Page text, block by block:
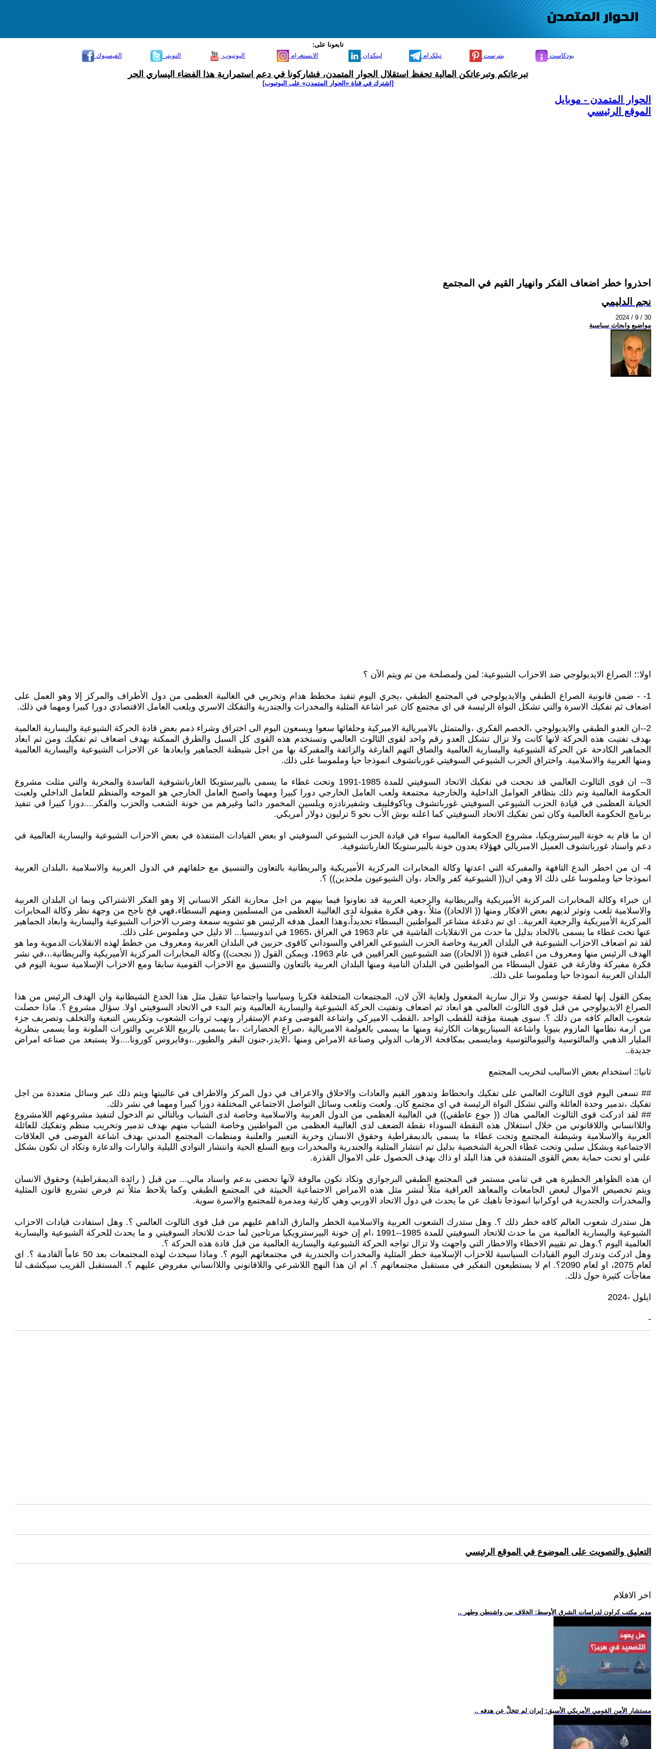
تابعونا على:
الفيسبوك
التويتر اليوتيوب الانستغرام لينكدإن تيلكرام بنترست بودكاست
تبرعاتكم وتبرعاتكن المالية تحفظ استقلال الحوار المتمدن، فشاركونا في دعم استمرارية هذا الفضاء اليساري الحر
[اشترك في قناة ‫«الحوار المتمدن» على اليوتيوب]
الحوار المتمدن - موبايل
الموقع الرئيسي
احذروا خطر اضعاف الفكر وانهيار القيم في المجتمع
نجم الدليمي
2024 / 9 / 30
مواضيع وابحاث سياسية
اولا:؛ الصراع الايديولوجي ضد الاحزاب الشيوعية: لمن ولمصلحة من تم ويتم الآن ؟
1- - ضمن قانونية الصراع الطبقي والايديولوجي في المجتمع الطبقي ،يجري اليوم تنفيذ مخطط هدام وتخريي في الغالبية العظمى من دول الأطراف والمركز إلا وهو العمل على
اضعاف ثم تفكيك الاسرة والتي تشكل النواة الرئيسة في اي مجتمع كان عبر اشاعة المثلية والمخدرات والجندرية والتفكك الاسري ويلعب العامل الاقتصادي دورا كبيرا ومهما في ذلك.
2--ان العدو الطبقي والايديولوجي ،الخصم الفكري ،والمتمثل بالامبريالية الاميركية وحلفائها سعوا ويسعون اليوم الى اختراق وشراء ذمم بعض قادة الحركة الشيوعية واليسارية العالمية
بهدف تفتيت هذه الحركة لانها كانت ولا تزال تشكل العدو رقم واحد لقوى الثالوث العالمي وتستخدم هذه القوى كل السبل والطرق الممكنة بهدف اضعاف ثم تفكيك ومن ثم ابعاد
الجماهير الكادحة عن الحركة الشيوعية واليسارية العالمية والصاق التهم الفارغة والزائفة والمفبركة بها من اجل شيطنة الجماهير وابعادها عن الاحزاب الشيوعية واليسارية العالمية
ومنها العربية والاسلامية. واختراق الحزب الشيوعي السوفيتي غورباتشوف انموذجا حيا وملموسا على ذلك.
3-- ان قوى الثالوث العالمي قد نجحت في تفكيك الاتحاد السوفيتي للمدة 1985-1991 وتحت غطاء ما يسمى بالبيرستويكا الغارباتشوفية الفاسدة والمخربة والتي مثلت مشروع
الحكومة العالمية وتم ذلك بتظافر العوامل الداخلية والخارجية مجتمعة ولعب العامل الخارجي دورا كبيرا ومهما واصبح العامل الخارجي هو الموجه والمنظم للعامل الداخلي ولعبت
الخيانة العظمى في قيادة الحزب الشيوعي السوفيتي غورباتشوف وياكوفلييف وشفيرنادزه ويلسين المخمور دائما وغيرهم من خونة الشعب والحزب والفكر....دورا كبيرا في تنفيذ
برنامج الحكومة العالمية وكان ثمن تفكيك الاتحاد السوفيتي كما اعلنه بوش الأب نحو 5 ترليون دولار أمريكي.
ان ما قام به خونة البيرسترويكيا، مشروع الحكومة العالمية سواء في قيادة الحزب الشيوعي السوفيتي او بعض القيادات المتنفذة في بعض الاحزاب الشيوعية واليسارية العالمية في
دعم واسناد غورباتشوف العميل الامبريالي فهؤلاء يعدون خونة بالبيرستويكا الغارباتشوفية.
4- ان من اخطر البدع التافهة والمفبركة التي اعدتها وكالة المخابرات المركزية الأميريكية والبريطانية بالتعاون والتنسيق مع حلفائهم في الدول العربية والاسلامية ،البلدان العربية
انموذجا حيا وملموسا على ذلك الا وهي ان(( الشيوعية كفر والحاد ،وان الشيوعيون ملحدين)) ؟.
ان خبراء وكالة المخابرات المركزية الأميريكية والبريطانية والرجعية العربية قد تعاونوا فيما بينهم من اجل محاربة الفكر الانساني إلا وهو الفكر الاشتراكي وبما ان البلدان العربية
والاسلامية تلعب وتوثر لديهم بعض الافكار ومنها (( الالحاد)) مثلاً ،وهي فكرة مقبولة لدى الغالبية العظمى من المسلمين ومنهم البسطاء،فهي فخ ناجح من وجهة نظر وكالة المخابرات
المركزية الأميريكية والرجعية العربية.. اي تم دغدغة مشاعر المواطنين البسطاء تحديداً،وهذا العمل هدفه الرئيس هو تشويه سمعة وضرب الاحزاب الشيوعية واليسارية وابعاد الجماهير
عنها تحت غطاء ما يسمى بالالحاد بدليل ما حدث من الانقلابات الفاشية في عام 1963 في العراق ،1965 في اندونيسيا... الا دليل حي وملموس على ذلك.
لقد تم اضعاف الاحزاب الشيوعية في البلدان العربية وخاصة الحزب الشيوعي العراقي والسوداني كاقوى حزبين في البلدان العربية ومعروف من خطط لهذه الانقلابات الدموية وما هو
الهدف الرئيس منها ومعروف من اعطى فتوة (( الالحاد)) ضد الشيوعيين العراقيين في عام 1963، ويمكن القول (( نجحت)) وكالة المخابرات المركزية الأميريكية والبريطانية.،،في نشر
فكرة مفبركة وفارغة في عقول البسطاء من المواطنين في البلدان النامية ومنها البلدان العربية بالتعاون والتنسيق مع الاحزاب القومية سابقا ومع الاحزاب الإسلامية سوية اليوم في
البلدان العربية انموذجا حيا وملموسا على ذلك.
يمكن القول إنها لصقة جونسن ولا تزال سارية المفعول ولغاية الآن لان، المجتمعات المتخلفة فكريا وسياسيا واجتماعيا تتقبل مثل هذا الخدع الشيطانية وان الهدف الرئيس من هذا
الصراع الايديولوجي من قبل قوى الثالوث العالمي هو ابعاد ثم اضعاف وتفتيت الحركة الشيوعية واليسارية العالمية وتم البدء في الاتحاد السوفيتي اولا. سؤال مشروع ؟. ماذا حصلت
شعوب العالم كافه من ذلك ؟. سوى هيمنة مؤقتة للقطب الواحد ،القطب الاميركي واشاعة الفوضى وعدم الإستقرار ونهب ثروات الشعوب وتكريس التبعية والتخلف وتصريف جزء
من ازمة نظامها المازوم بنيويا واشاعة السيناريوهات الكارثية ومنها ما يسمى بالعولمة الامبريالية ،صراع الحضارات ،ما يسمى بالربيع اللاعربي والثورات الملونة وما يسمى بنظرية
المليار الذهبي والمالثوسية والنيومالثوسية ومايسمى بمكافحة الارهاب الدولي وصناعة الامراض ومنها ،الايدز،جنون البقر والطيور..،وفايروس كورونا....ولا يستبعد من صناعه امراض
جديدة..
ثانيا:: استخدام بعض الاساليب لتخريب المجتمع
## تسعى اليوم قوى الثالوث العالمي على تفكيك وانحطاط وتدهور القيم والعادات والاخلاق والاعراف في دول المركز والاطراف في غالبيتها ويتم ذلك عبر وسائل متعددة من اجل
تفكيك ،تدمير وحدة العائلة والتي تشكل النواة الرئيسة في اي مجتمع كان. ولعبت وتلعب وسائل التواصل الاجتماعي المختلفة دورا كبيرا ومهما في نشر ذلك.
## لقد ادركت قوى الثالوث العالمي هناك (( جوع عاطفي)) في الغالبية العظمى من الدول العربية والاسلامية وخاصة لدى الشباب وبالتالي تم الدخول لتنفيذ مشروعهم اللامشروع
واللاانساني واللاقانوني من خلال استغلال هذه النقطة السوداء نقطة الضعف لدى الغالبية العظمى من المواطنين وخاصة الشباب منهم بهدف تدمير وتخريب منظم وتفكيك للعائلة
العربية والاسلامية وشيطنة المجتمع وتحت غطاء ما يسمى بالديمقراطية وحقوق الانسان وحرية التعبير والعلنية ومنظمات المجتمع المدني بهدف اشاعة الفوضى في العلاقات
الاجتماعية وبشكل سلبي وتحت غطاء الحرية الشخصية بدليل تم انتشار المثلية والجندرية والمخدرات وبيع السلع الحية وانتشار النوادي الليلية والبارات والدعارة وتكاد ان تكون بشكل
علني او تحت حماية بعض القوى المتنفذة في هذا البلد او ذاك بهدف الحصول على الاموال القذرة.
ان هذه الظواهر الخطيرة هي في تنامي مستمر في المجتمع الطبقي البرجوازي وتكاد تكون مالوفة لآنها تحضى بدعم واسناد مالي... من قبل ( رائدة الديمقراطية) وحقوق الانسان
ويتم تخصيص الاموال لبعض الجامعات والمعاهد العراقية مثلاً لنشر مثل هذه الامراض الاجتماعية الخبيثة في المجتمع الطبقي وكما يلاحظ مثلاً تم فرض تشريع قانون المثلية
والمخدرات والجندرية في اوكرانيا انموذجا ناهيك عن ما يحدث في دول الاتحاد الاوربي وهي كارثية ومدمرة للمجتمع والاسرة سوية.
هل ستدرك شعوب العالم كافه خطر ذلك ؟. وهل ستدرك الشعوب العربية والاسلامية الخطر والمازق الداهم عليهم من قبل قوى الثالوث العالمي ؟. وهل استفادت قيادات الاحزاب
الشيوعية واليسارية العالمية من ما حدث للاتحاد السوفيتي للمدة 1985--1991 ،ام إن خونة البيرسترويكيا مرتاحين لما حدث للاتحاد السوفيتي و ما يحدث للحركة الشيوعية واليسارية
العالمية اليوم ؟.وهل تم تقييم الاخطاء والاخطار التي واجهت ولا تزال تواجه الحركة الشيوعية واليسارية العالمية من قبل قادة هذه الحركة ؟.
وهل ادركت وتدرك اليوم القيادات السياسية للاحزاب الإسلامية خطر المثلية والمخدرات والجندرية في مجتمعاتهم اليوم ؟. وماذا سيحدث لهذه المجتمعات بعد 50 عاماً القادمة ؟. اي
لعام 2075، او لعام 2090؟. ام لا يستطيعون التفكير في مستقبل مجتمعاتهم ؟. ام ان هذا النهج اللاشرعي واللاقانوني واللاانساني مفروض عليهم ؟. المستقبل القريب سيكشف لنا
مفاجآت كثيرة حول ذلك.
ايلول -2024
-
التعليق والتصويت على الموضوع في الموقع الرئيسي
اخر الافلام
.. مدير مكتب كراون لدراسات الشرق الأوسط: الخلاف بين واشنطن وطهر
.. مستشار الأمن القومي الأمريكي الأسبق: إيران لم تتخلَّ عن هدفه